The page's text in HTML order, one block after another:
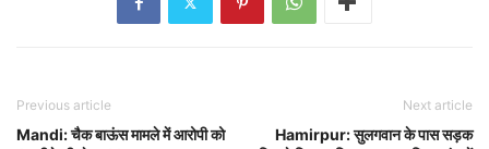
Previous article
Mandi: चैक बाऊंस मामले में आरोपी को
Next article
Hamirpur: सुलगवान के पास सड़क